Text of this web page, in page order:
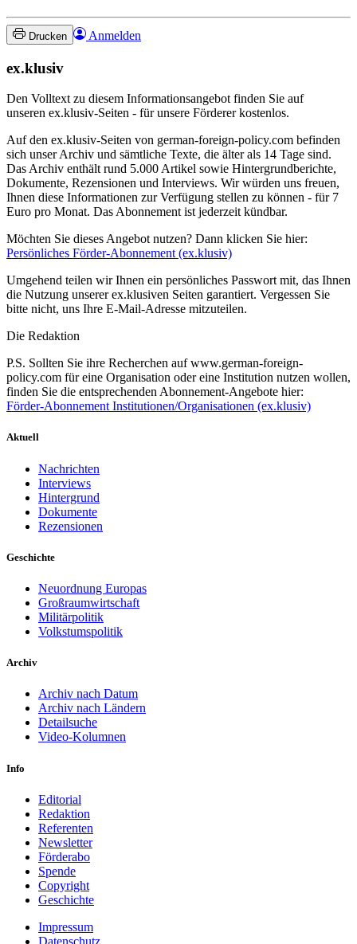
Drucken Anmelden
ex.klusiv
Den Volltext zu diesem Informationsangebot finden Sie auf
unseren ex.klusiv-Seiten - für unsere Förderer kostenlos.
Auf den ex.klusiv-Seiten von german-foreign-policy.com befinden
sich unser Archiv und sämtliche Texte, die älter als 14 Tage sind.
Das Archiv enthält rund 5.000 Artikel sowie Hintergrundberichte,
Dokumente, Rezensionen und Interviews. Wir würden uns freuen,
Ihnen diese Informationen zur Verfügung stellen zu können - für 7
Euro pro Monat. Das Abonnement ist jederzeit kündbar.
Möchten Sie dieses Angebot nutzen? Dann klicken Sie hier:
Persönliches Förder-Abonnement (ex.klusiv)
Umgehend teilen wir Ihnen ein persönliches Passwort mit, das Ihnen
die Nutzung unserer ex.klusiven Seiten garantiert. Vergessen Sie
bitte nicht, uns Ihre E-Mail-Adresse mitzuteilen.
Die Redaktion
P.S. Sollten Sie ihre Recherchen auf www.german-foreign-
policy.com für eine Organisation oder eine Institution nutzen wollen,
finden Sie die entsprechenden Abonnement-Angebote hier:
Förder-Abonnement Institutionen/Organisationen (ex.klusiv)
Aktuell
Nachrichten
Interviews
Hintergrund
Dokumente
Rezensionen
Geschichte
Neuordnung Europas
Großraumwirtschaft
Militärpolitik
Volkstumspolitik
Archiv
Archiv nach Datum
Archiv nach Ländern
Detailsuche
Video-Kolumnen
Info
Editorial
Redaktion
Referenten
Newsletter
Förderabo
Spende
Copyright
Geschichte
Impressum
Datenschutz